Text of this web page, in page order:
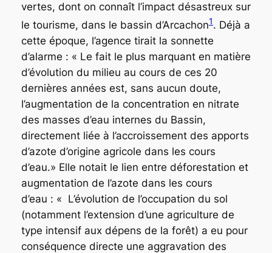
vertes, dont on connaît l’impact désastreux sur
le tourisme, dans le bassin d’Arcachon1. Déjà a
cette époque, l’agence tirait la sonnette
d’alarme : « Le fait le plus marquant en matière
d’évolution du milieu au cours de ces 20
dernières années est, sans aucun doute,
l’augmentation de la concentration en nitrate
des masses d’eau internes du Bassin,
directement liée à l’accroissement des apports
d’azote d’origine agricole dans les cours
d’eau.» Elle notait le lien entre déforestation et
augmentation de l’azote dans les cours
d’eau : « L’évolution de l’occupation du sol
(notamment l’extension d’une agriculture de
type intensif aux dépens de la forêt) a eu pour
conséquence directe une aggravation des